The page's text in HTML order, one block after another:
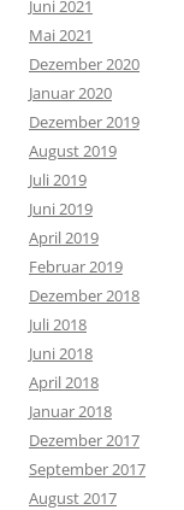
Juni 2021
Mai 2021
Dezember 2020
Januar 2020
Dezember 2019
August 2019
Juli 2019
Juni 2019
April 2019
Februar 2019
Dezember 2018
Juli 2018
Juni 2018
April 2018
Januar 2018
Dezember 2017
September 2017
August 2017